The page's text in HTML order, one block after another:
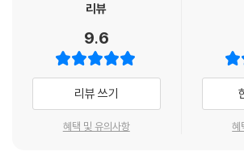
Part 3. 수능 모의고사 만점 이후 영어 로드맵
01 성인용 책도 포함된 문해력 독서법 & 꿈과 목표
02 자기주도로 학습하는 ‘아이표 영어’를 하자
03 내신과 수능, 미리 단단히 대비하기
04 영어식 사고를 위한 성인용 중고급 토플 교재
05 Part 3의 학습 플랜
감을 갖게 되고 영어를 더 좋아하게 될 겁니다.
제2언어 습득 가설에 따라, 행복이와의 엄마표 영
했어요. 행복이는 영어거부감이 있던 아이라 정의
낮추고 심리적으로 충분히 안정되어야 영어 습득
데, 그러려면 저에 대해 호감을 갖게 만드는 게 급
정도 영어를 접하게 하고 서서히 시간을 늘렸다.
스카이쌤은 왜 몰입식 영어 교육을 선택하지 않았
다. 하나는 행복이의 체력이 너무 약해서 다른 아이
있는 시간이 극히 적었기 때문이다. 또 하나는 아이
가 되길 바라지 않았기 때문이다. 행복이가 진짜 흥
을 이루기 위한 공부에 몰입했으면 했다. 그리고 영
- 송서림 (『너를 영어1등급으로 만들어주마』 저자)
저를 포함해서, 국내에서 소위 ‘한국식 영어’로 공
통해 자녀에게 영어를 가르치시면서도, 이게 맞는
고민하시는 부모님들이 많습니다. 하지만 제가 학
교육 전문가들을 만나면서 느낀 것은 디테일한 테
리뷰
9.6
리뷰 쓰기
혜택 및 유의사항 혜